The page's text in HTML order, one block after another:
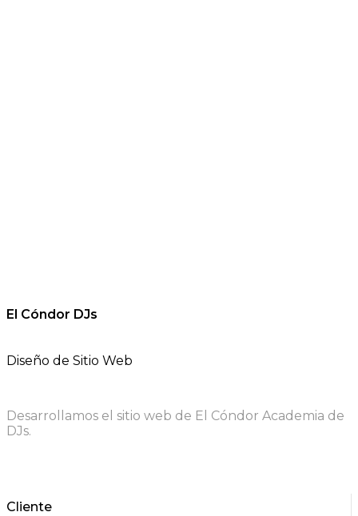
El Cóndor DJs
Diseño de Sitio Web
Desarrollamos el sitio web de El Cóndor Academia de
DJs.
Cliente